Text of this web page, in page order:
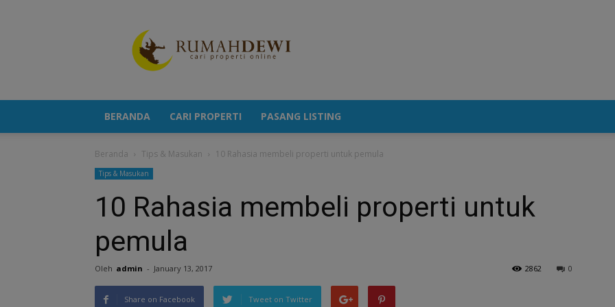
Berita
Properti
Terkini
BERANDA CARI PROPERTI PASANG LISTING
Beranda Tips & Masukan 10 Rahasia membeli properti untuk pemula
Tips & Masukan
10 Rahasia membeli properti untuk
pemula
Oleh admin - January 13, 2017 0
2862
Share on Facebook Tweet on Twitter